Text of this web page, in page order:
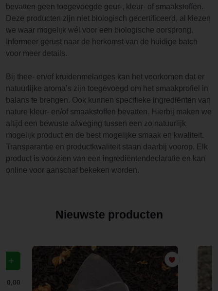
bevatten geen toegevoegde geur-, kleur- of smaakstoffen.
Deze producten zijn niet biologisch gecertificeerd, al kiezen
we waar mogelijk wél voor een biologische oorsprong.
Informeer gerust naar de herkomst van de huidige batch
voor meer details.
Bij thee- en/of kruidenmelanges kan het voorkomen dat er
natuurlijke aroma’s zijn toegevoegd om het smaakprofiel in
balans te brengen. Ook kunnen specifieke ingrediënten van
nature kleur- en/of smaakstoffen bevatten. Hierbij maken we
altijd een bewuste afweging tussen een zo natuurlijk
mogelijk product en de best mogelijke smaak en kwaliteit.
Transparantie en productkwaliteit staan daarbij voorop. Elk
product is voorzien van een ingrediëntendeclaratie en kan
online voor aanschaf bekeken worden.
Nieuwste producten
€ 0,00